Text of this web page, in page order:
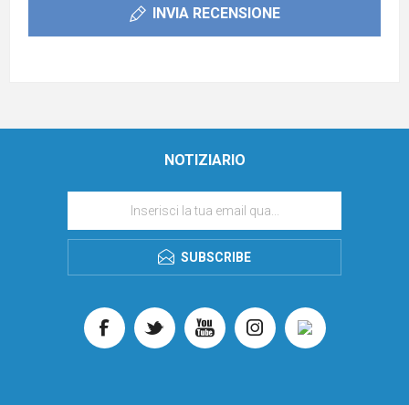
INVIA RECENSIONE
NOTIZIARIO
SUBSCRIBE